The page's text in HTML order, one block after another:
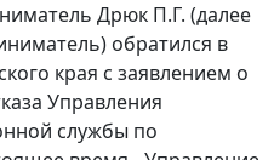
Дрюк П.Г. (далее
обратился в
края с заявлением о
Управления
службы по